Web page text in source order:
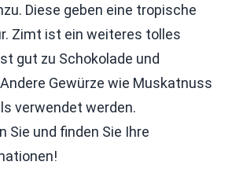
Diese geben eine tropische
Zimt ist ein weiteres tolles
gut zu Schokolade und
Gewürze wie Muskatnuss
verwendet werden.
Sie und finden Sie Ihre